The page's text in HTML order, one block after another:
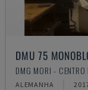
DMU 75
DMG MORI -
ALEMANHA